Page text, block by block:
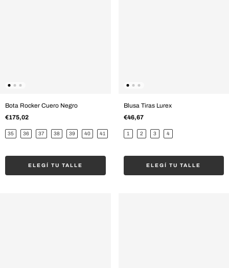
Bota Rocker Cuero Negro
€175,02
35 36 37 38 39 40 41
ELEGÍ TU TALLE
Blusa Tiras Lurex
€46,67
1 2 3 4
ELEGÍ TU TALLE